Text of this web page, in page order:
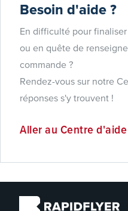
Besoin d'aide ?
En difficulté pour
ou en quête de
commande ?
Rendez-vous sur notre
réponses s'y trouvent !
Aller au Centre d'aide